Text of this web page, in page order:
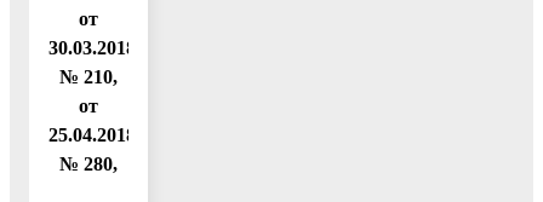
от
30.03.2018
№ 210,
от
25.04.2018
№ 280,